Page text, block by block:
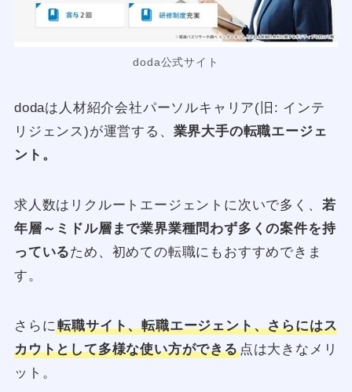
doda公式サイト
dodaは人材紹介会社パーソルキャリア(旧: インテ
リジェンス)が運営する、 業界大手の転職エージェ
ント。
求人数はリクルートエージェントに次いで多く、 若
年層～ミドル層まで業界業種問わず多くの案件を持
っているため、初めての転職にもおすすめできま
す。
さらに転職サイト、転職エージェント、さらにはス
カウトとして多様な使い方ができる点は大きなメリ
ット。